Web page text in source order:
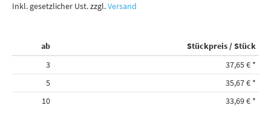
Inkl. gesetzlicher Ust. zzgl.Versand
ab
Stückpreis / Stück
3
37,65 € *
5
35,67 € *
10
33,69 € *